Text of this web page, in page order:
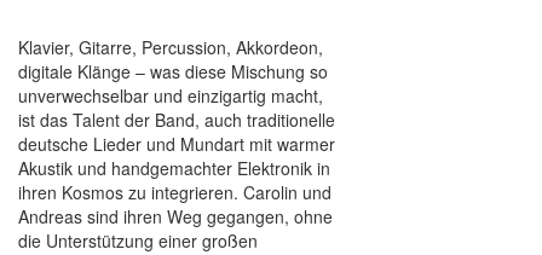
Klavier, Gitarre, Percussion, Akkordeon,
digitale Klänge – was diese Mischung so
unverwechselbar und einzigartig macht,
ist das Talent der Band, auch traditionelle
deutsche Lieder und Mundart mit warmer
Akustik und handgemachter Elektronik in
ihren Kosmos zu integrieren. Carolin und
Andreas sind ihren Weg gegangen, ohne
die Unterstützung einer großen